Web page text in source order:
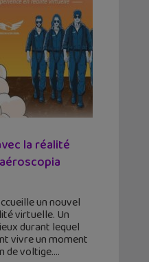
la réalité
un nouvel
virtuelle. Un
durant lequel
vivre un moment
de voltige.